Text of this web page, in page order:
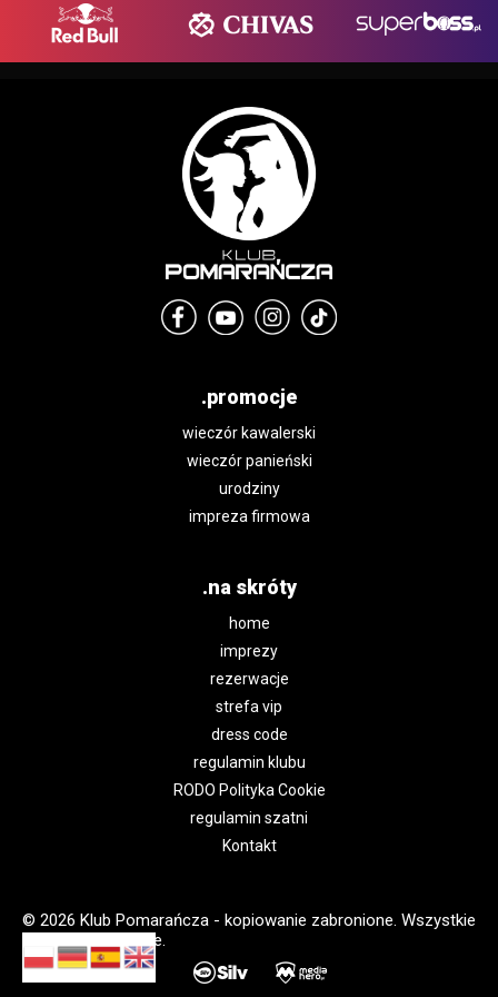
.promocje
wieczór kawalerski
wieczór panieński
urodziny
impreza firmowa
.na skróty
home
imprezy
rezerwacje
strefa vip
dress code
regulamin klubu
RODO Polityka Cookie
regulamin szatni
Kontakt
© 2026 Klub Pomarańcza - kopiowanie zabronione. Wszystkie
prawa zastrzeżone.